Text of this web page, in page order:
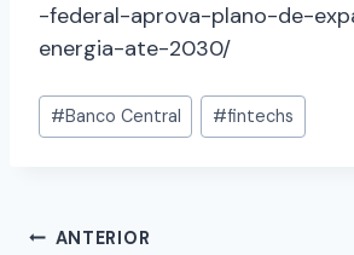
-federal-aprova-plano-de-
energia-ate-2030/
#Banco Central #fintechs
ANTERIOR